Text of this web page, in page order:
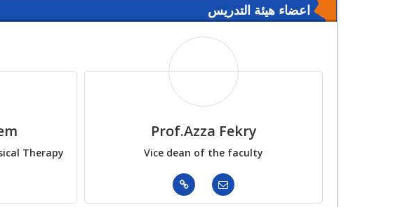
اعضاء هيئة التدريس
Therapy
Prof.Azza Fekry
Vice dean of the faculty